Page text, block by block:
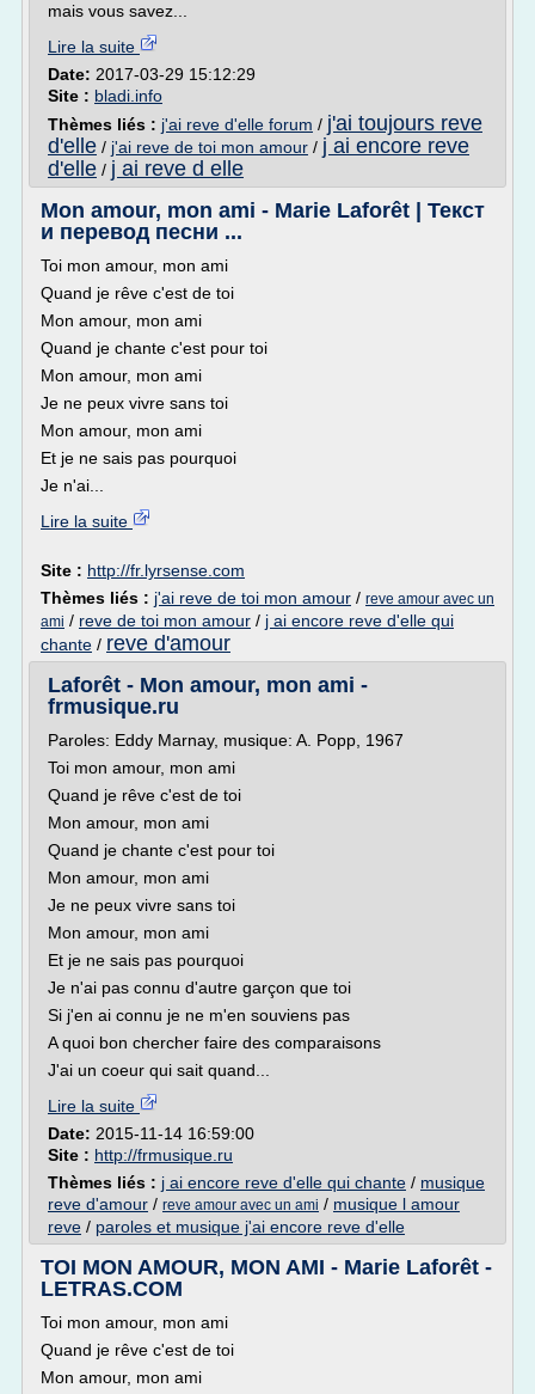
mais vous savez...
Lire la suite
Date: 2017-03-29 15:12:29
Site : bladi.info
Thèmes liés : j'ai reve d'elle forum / j'ai toujours reve
d'elle / j'ai reve de toi mon amour / j ai encore reve
d'elle / j ai reve d elle
Mon amour, mon ami - Marie Laforêt | Текст
и перевод песни ...
Toi mon amour, mon ami
Quand je rêve c'est de toi
Mon amour, mon ami
Quand je chante c'est pour toi
Mon amour, mon ami
Je ne peux vivre sans toi
Mon amour, mon ami
Et je ne sais pas pourquoi
Je n'ai...
Lire la suite
Site : http://fr.lyrsense.com
Thèmes liés : j'ai reve de toi mon amour / reve amour avec un
ami / reve de toi mon amour / j ai encore reve d'elle qui
chante / reve d'amour
Laforêt - Mon amour, mon ami -
frmusique.ru
Paroles: Eddy Marnay, musique: A. Popp, 1967
Toi mon amour, mon ami
Quand je rêve c'est de toi
Mon amour, mon ami
Quand je chante c'est pour toi
Mon amour, mon ami
Je ne peux vivre sans toi
Mon amour, mon ami
Et je ne sais pas pourquoi
Je n'ai pas connu d'autre garçon que toi
Si j'en ai connu je ne m'en souviens pas
A quoi bon chercher faire des comparaisons
J'ai un coeur qui sait quand...
Lire la suite
Date: 2015-11-14 16:59:00
Site : http://frmusique.ru
Thèmes liés : j ai encore reve d'elle qui chante / musique
reve d'amour / reve amour avec un ami / musique l amour
reve / paroles et musique j'ai encore reve d'elle
TOI MON AMOUR, MON AMI - Marie Laforêt -
LETRAS.COM
Toi mon amour, mon ami
Quand je rêve c'est de toi
Mon amour, mon ami